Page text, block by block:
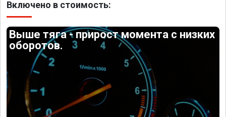
Включено в стоимость:
Выше тяга - прирост момента с низких
оборотов.